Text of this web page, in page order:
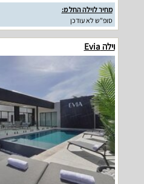
מחיר לוילה החל מ:
סופ"ש לא עודכן
וילה Evia